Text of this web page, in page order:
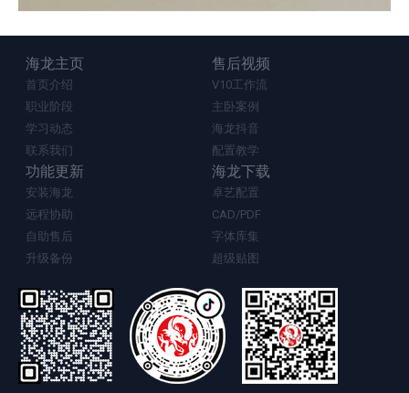
海龙主页
首页介绍
职业阶段
学习动态
联系我们
售后视频
V10工作流
主卧案例
海龙抖音
配置教学
功能更新
安装海龙
远程协助
自助售后
升级备份
海龙下载
卓艺配置
CAD/PDF
字体库集
超级贴图